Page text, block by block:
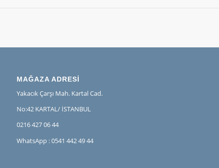
MAĞAZA ADRESİ
Yakacık Çarşı Mah. Kartal Cad.
No:42 KARTAL/ İSTANBUL
0216 427 06 44
WhatsApp : 0541 442 49 44